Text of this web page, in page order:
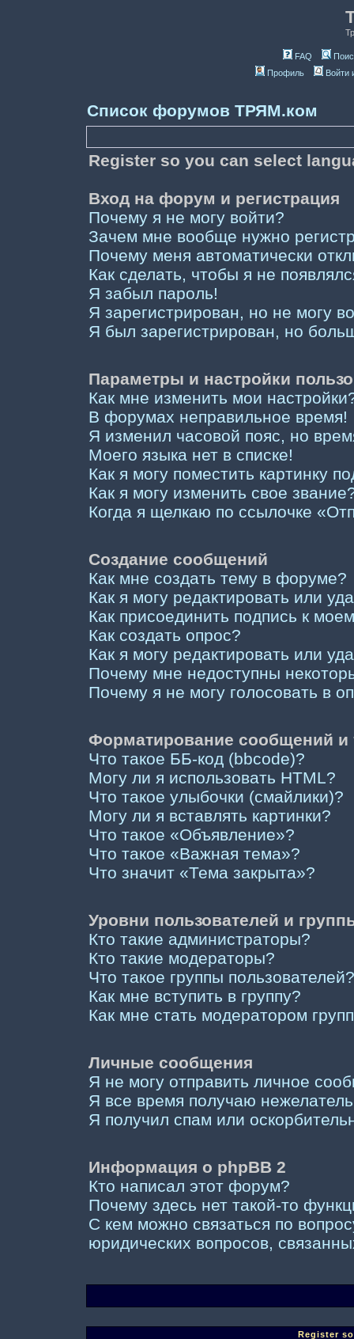
FAQ
Профиль
Войти
Список форумов ТРЯМ.ком
Register so you can select
Вход на форум и регистрация
Почему я не могу войти?
Зачем мне вообще нужно
Почему меня автоматически
Как сделать, чтобы я не
Я забыл пароль!
Я зарегистрирован, но не могу
Я был зарегистрирован, но
Параметры и настройки
Как мне изменить мои
В форумах неправильное время!
Я изменил часовой пояс, но
Моего языка нет в списке!
Как я могу поместить картинку
Как я могу изменить свое
Когда я щелкаю по ссылочке
Создание сообщений
Как мне создать тему в форуме?
Как я могу редактировать или
Как присоединить подпись к
Как создать опрос?
Как я могу редактировать или
Почему мне недоступны
Почему я не могу голосовать в
Форматирование сообщений
Что такое ББ-код (bbcode)?
Могу ли я использовать HTML?
Что такое улыбочки (смайлики)?
Могу ли я вставлять картинки?
Что такое «Объявление»?
Что такое «Важная тема»?
Что значит «Тема закрыта»?
Уровни пользователей и
Кто такие администраторы?
Кто такие модераторы?
Что такое группы пользователей?
Как мне вступить в группу?
Как мне стать модератором
Личные сообщения
Я не могу отправить личное
Я все время получаю
Я получил спам или
Информация о phpBB 2
Кто написал этот форум?
Почему здесь нет такой-то
С кем можно связаться по
юридических вопросов,
Register